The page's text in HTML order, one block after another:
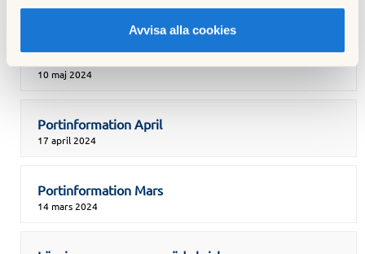
Avvisa alla cookies
03 juni 2024
Portinformation Maj
10 maj 2024
Portinformation April
17 april 2024
Portinformation Mars
14 mars 2024